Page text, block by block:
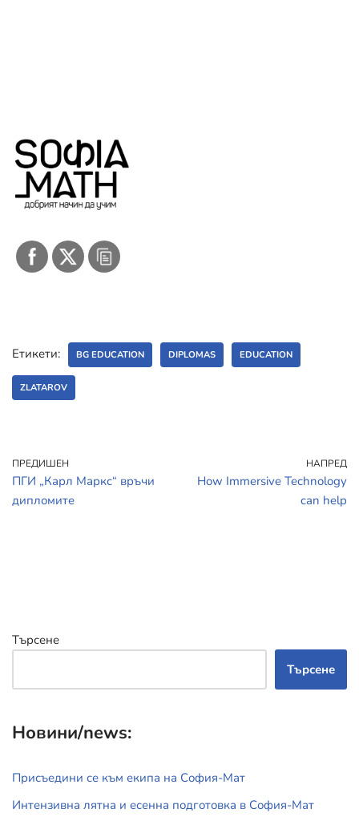
Етикети: BG EDUCATION DIPLOMAS EDUCATION
ZLATAROV
ПРЕДИШЕН
ПГИ „Карл Маркс“ връчи
дипломите
НАПРЕД
How Immersive Technology
can help
Търсене
Търсене
Новини/news:
Присъедини се към екипа на София-Мат
Интензивна лятна и есенна подготовка в София-Мат